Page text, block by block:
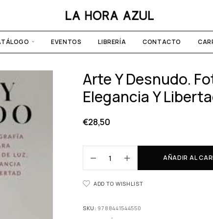
EVENTOS LIBRERÍA CONTACTO
Arte Y Desnudo.
Elegancia Y
€28,50
AÑADIR AL
ADD TO WISHLIST
SKU: 9788441544550